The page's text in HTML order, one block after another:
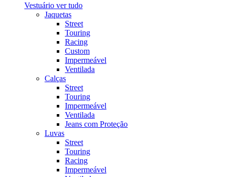
Vestuário ver tudo
Jaquetas
Street
Touring
Racing
Custom
Impermeável
Ventilada
Calças
Street
Touring
Impermeável
Ventilada
Jeans com Proteção
Luvas
Street
Touring
Racing
Impermeável